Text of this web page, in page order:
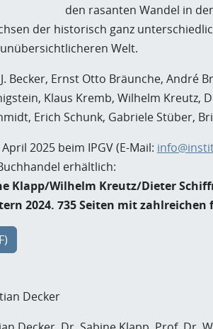
den rasanten Wandel in
der historisch ganz
Welt.
Becker, Ernst Otto Bräunche, André
Klaus Kremb, Wilhelm Kreutz,
Erich Schunk, Gabriele Stüber,
2025 beim IPGV (E-Mail:
erhältlich:
Klapp/Wilhelm Kreutz/Dieter
2024. 735 Seiten mit zahlreichen
Decker